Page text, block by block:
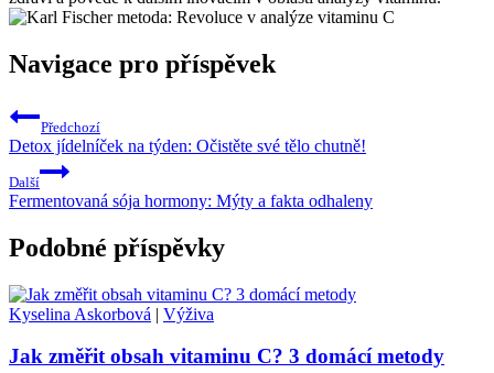
Navigace pro příspěvek
Předchozí
Detox jídelníček na týden: Očistěte své tělo chutně!
Další
Fermentovaná sója hormony: Mýty a fakta odhaleny
Podobné příspěvky
Kyselina Askorbová | Výživa
Jak změřit obsah vitaminu C? 3 domácí metody